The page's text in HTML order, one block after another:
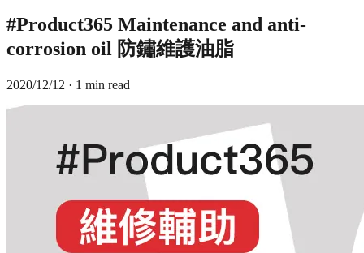
#Product365 Maintenance and anti-
corrosion oil 防鏽維護油脂
2020/12/12 · 1 min read